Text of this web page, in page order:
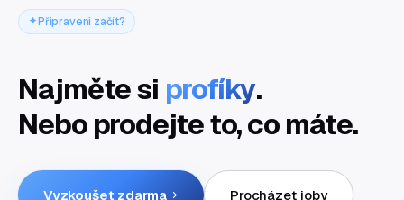
Připraveni začít?
Najměte si profíky.
Nebo prodejte to, co máte.
Vyzkoušet zdarma Procházet joby